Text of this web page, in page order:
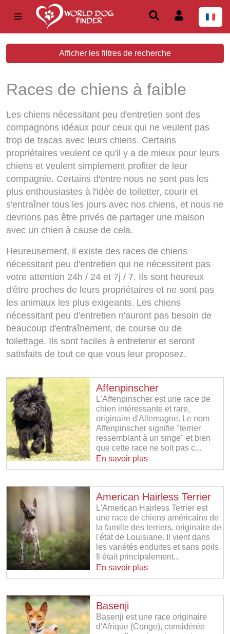
Afficher les filtres de recherche
Races de chiens à faible
entretien
Les chiens nécessitant peu d'entretien sont des
compagnons idéaux pour ceux qui ne veulent pas
trop de tracas avec leurs chiens. Certains
propriétaires veulent ce qu'il y a de mieux pour leurs
chiens et veulent simplement profiter de leur
compagnie. Certains d'entre nous ne sont pas les
plus enthousiastes à l'idée de toiletter, courir et
s'entraîner tous les jours avec nos chiens, et nous ne
devrions pas être privés de partager une maison
avec un chien à cause de cela.
Heureusement, il existe des races de chiens
nécessitant peu d'entretien qui ne nécessitent pas
votre attention 24h / 24 et 7j / 7. Ils sont heureux
d'être proches de leurs propriétaires et ne sont pas
les animaux les plus exigeants. Les chiens
nécessitant peu d'entretien n'auront pas besoin de
beaucoup d'entraînement, de course ou de
toilettage. Ils sont faciles à entretenir et seront
satisfaits de tout ce que vous leur proposez.
Affenpinscher
L'Affenpinscher est une race de
chien intéressante et rare,
originaire d'Allemagne. Le nom
Affenpinscher signifie "terrier
ressemblant à un singe" et bien
que cette race ne soit pas c...
En savoir plus
American Hairless Terrier
L'American Hairless Terrier est
une race de chiens américains de
la famille des terriers, originaire de
l'état de Louisiane. Il vient dans
les variétés enduites et sans poils.
Il était principalement...
En savoir plus
Basenji
Basenji est une race originaire
d'Afrique (Congo), considérée